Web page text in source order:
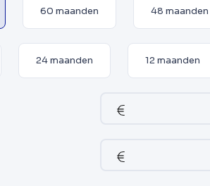
60 maanden 48 maanden
24 maanden 12 maanden